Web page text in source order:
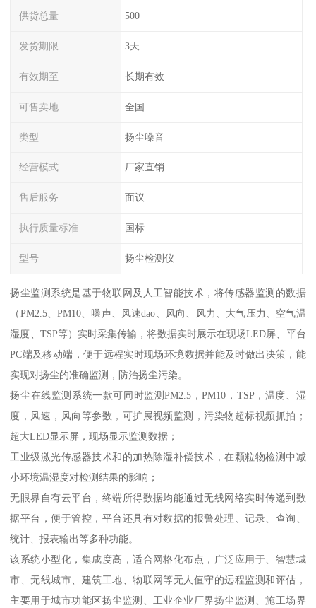
供货总量 500
发货期限 3天
有效期至 长期有效
可售卖地 全国
类型 扬尘噪音
经营模式 厂家直销
售后服务 面议
执行质量标准 国标
型号 扬尘检测仪
扬尘监测系统是基于物联网及人工智能技术，将传感器监测的数据
（PM2.5、PM10、噪声、风速dao、风向、风力、大气压力、空气温
湿度、TSP等）实时采集传输，将数据实时展示在现场LED屏、平台
PC端及移动端，便于远程实时现场环境数据并能及时做出决策，能
实现对扬尘的准确监测，防治扬尘污染。
扬尘在线监测系统一款可同时监测PM2.5，PM10，TSP，温度、湿
度，风速，风向等参数，可扩展视频监测，污染物超标视频抓拍；
超大LED显示屏，现场显示监测数据；
工业级激光传感器技术和的加热除湿补偿技术，在颗粒物检测中减
小环境温湿度对检测结果的影响；
无眼界自有云平台，终端所得数据均能通过无线网络实时传递到数
据平台，便于管控，平台还具有对数据的报警处理、记录、查询、
统计、报表输出等多种功能。
该系统小型化，集成度高，适合网格化布点，广泛应用于、智慧城
市、无线城市、建筑工地、物联网等无人值守的远程监测和评估，
主要用于城市功能区扬尘监测、工业企业厂界扬尘监测、施工场界